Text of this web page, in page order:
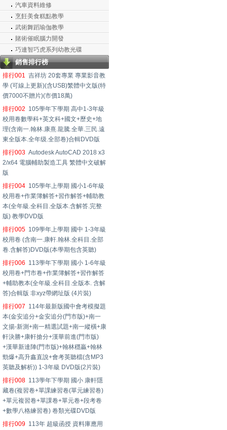
汽車資料維修
烹飪美食糕點教學
武術舞蹈瑜伽教學
賭術催眠腦力開發
巧連智巧虎系列幼教光碟
銷售排行榜
排行001 吉祥坊 20套專業 專業影音教
學 (可線上更新)(含USB)繁體中文版(特
價7000不贈片)(市價18萬)
排行002 105學年下學期 高中1-3年級
校用卷數學科+英文科+國文+歷史+地
理(含南一.翰林.康熹.龍騰.全華.三民.遠
東全版本.全年级.全部卷)合輯DVD版
排行003 Autodesk AutoCAD 2018 x3
2/x64 電腦輔助製造工具 繁體中文破解
版
排行004 105學年上學期 國小1-6年級
校用卷+作業簿解答+習作解答+輔助教
本(全年級.全科目.全版本.含解答.完整
版) 教學DVD版
排行005 109學年上學期 國中 1-3年級
校用卷 (含南一.康軒.翰林.全科目.全部
卷.含解答)DVD版(本學期包含英聽)
排行006 113學年下學期 國小 1-6年級
校用卷+門市卷+作業簿解答+習作解答
+輔助教本(全年級.全科目.全版本. 含解
答)合輯版 非xyz帶網址版 (4片裝)
排行007 114年最新版國中會考模擬題
本(金安追分+金安追分(門市版)+南一
文揚-新測+南一精選試題+南一縱橫+康
軒決勝+康軒搶分+漢華前進(門市版)
+漢華新達陣(門市版)+翰林穩贏+翰林
勁爆+高升鑫直說+會考英聽檔(含MP3
英聽及解析)) 1-3年級 DVD版(2片裝)
排行008 113學年下學期 國小 康軒隱
藏卷(複習卷+單課練習卷(單元練習卷)
+單元複習卷+單課卷+單元卷+段考卷
+數學八格練習卷) 卷類光碟DVD版
排行009 113年 超級函授 資料庫應用